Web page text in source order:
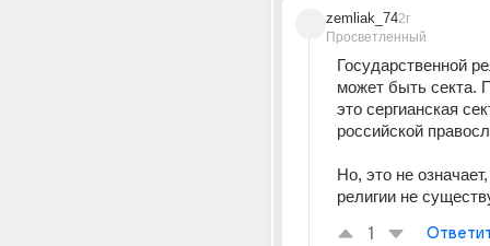
zemliak_74
Просветленный
2г
Государственной
может быть секта.
это сергианская
российской
Но, это не
религии не
1